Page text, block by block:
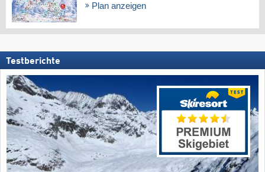
Plan anzeigen
Testberichte